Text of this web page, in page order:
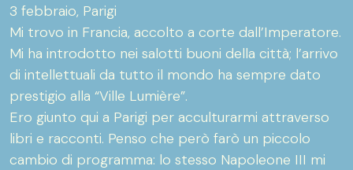
3 febbraio, Parigi
Mi trovo in Francia, accolto a corte dall’Imperatore.
Mi ha introdotto nei salotti buoni della città; l’arrivo
di intellettuali da tutto il mondo ha sempre dato
prestigio alla “Ville Lumière”.
Ero giunto qui a Parigi per acculturarmi attraverso
libri e racconti. Penso che però farò un piccolo
cambio di programma: lo stesso Napoleone III mi